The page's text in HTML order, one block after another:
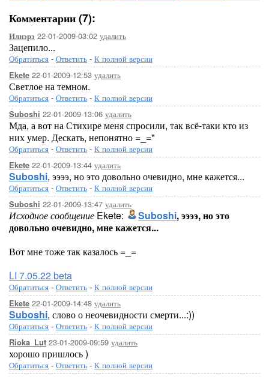
Комментарии (7):
Илнэрэ 22-01-2009-03:02 удалить
Зацепило...
Обратиться - Ответить - К полной версии
Ekete 22-01-2009-12:53 удалить
Светлое на темном.
Обратиться - Ответить - К полной версии
Suboshi 22-01-2009-13:06 удалить
Мда, а вот на Стихире меня спросили, так всё-таки кто из
них умер. Дескать, непонятно =_="
Обратиться - Ответить - К полной версии
Ekete 22-01-2009-13:44 удалить
Suboshi, ээээ, но это довольно очевидно, мне кажется...
Обратиться - Ответить - К полной версии
Suboshi 22-01-2009-13:47 удалить
Исходное сообщение Ekete: Suboshi, ээээ, но это
довольно очевидно, мне кажется...
Вот мне тоже так казалось =_=
LI 7.05.22 beta
Обратиться - Ответить - К полной версии
Ekete 22-01-2009-14:48 удалить
Suboshi, слово о неочевидности смерти...:))
Обратиться - Ответить - К полной версии
Rioka_Lut 23-01-2009-09:59 удалить
хорошо пришлось )
Обратиться - Ответить - К полной версии